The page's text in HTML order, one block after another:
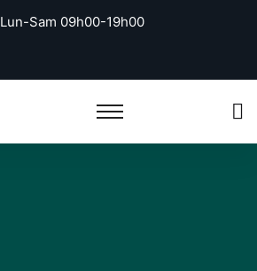
Lun-Sam 09h00-19h00